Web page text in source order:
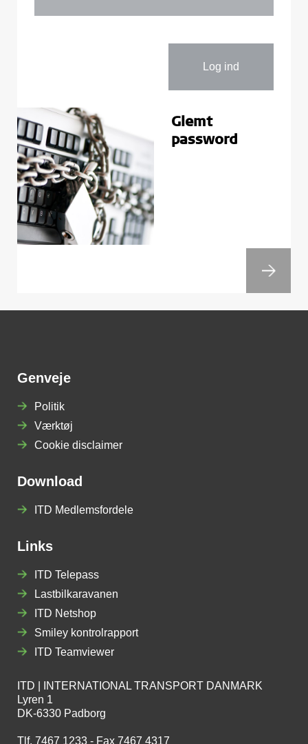
Glemt
password
Genveje
Politik
Værktøj
Cookie disclaimer
Download
ITD Medlemsfordele
Links
ITD Telepass
Lastbilkaravanen
ITD Netshop
Smiley kontrolrapport
ITD Teamviewer
ITD | INTERNATIONAL TRANSPORT DANMARK
Lyren 1
DK-6330 Padborg
Tlf. 7467 1233 - Fax 7467 4317